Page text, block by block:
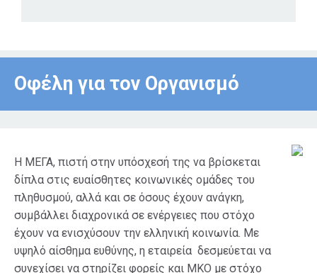
Οφέλη για τον Οργανισμό
Η ΜΕΓΑ, πιστή στην υπόσχεσή της να βρίσκεται
δίπλα στις ευαίσθητες κοινωνικές ομάδες του
πληθυσμού, αλλά και σε όσους έχουν ανάγκη,
συμβάλλει διαχρονικά σε ενέργειες που στόχο
έχουν να ενισχύσουν την ελληνική κοινωνία. Με
υψηλό αίσθημα ευθύνης, η εταιρεία δεσμεύεται να
συνεχίσει να στηρίζει φορείς και ΜΚΟ με στόχο